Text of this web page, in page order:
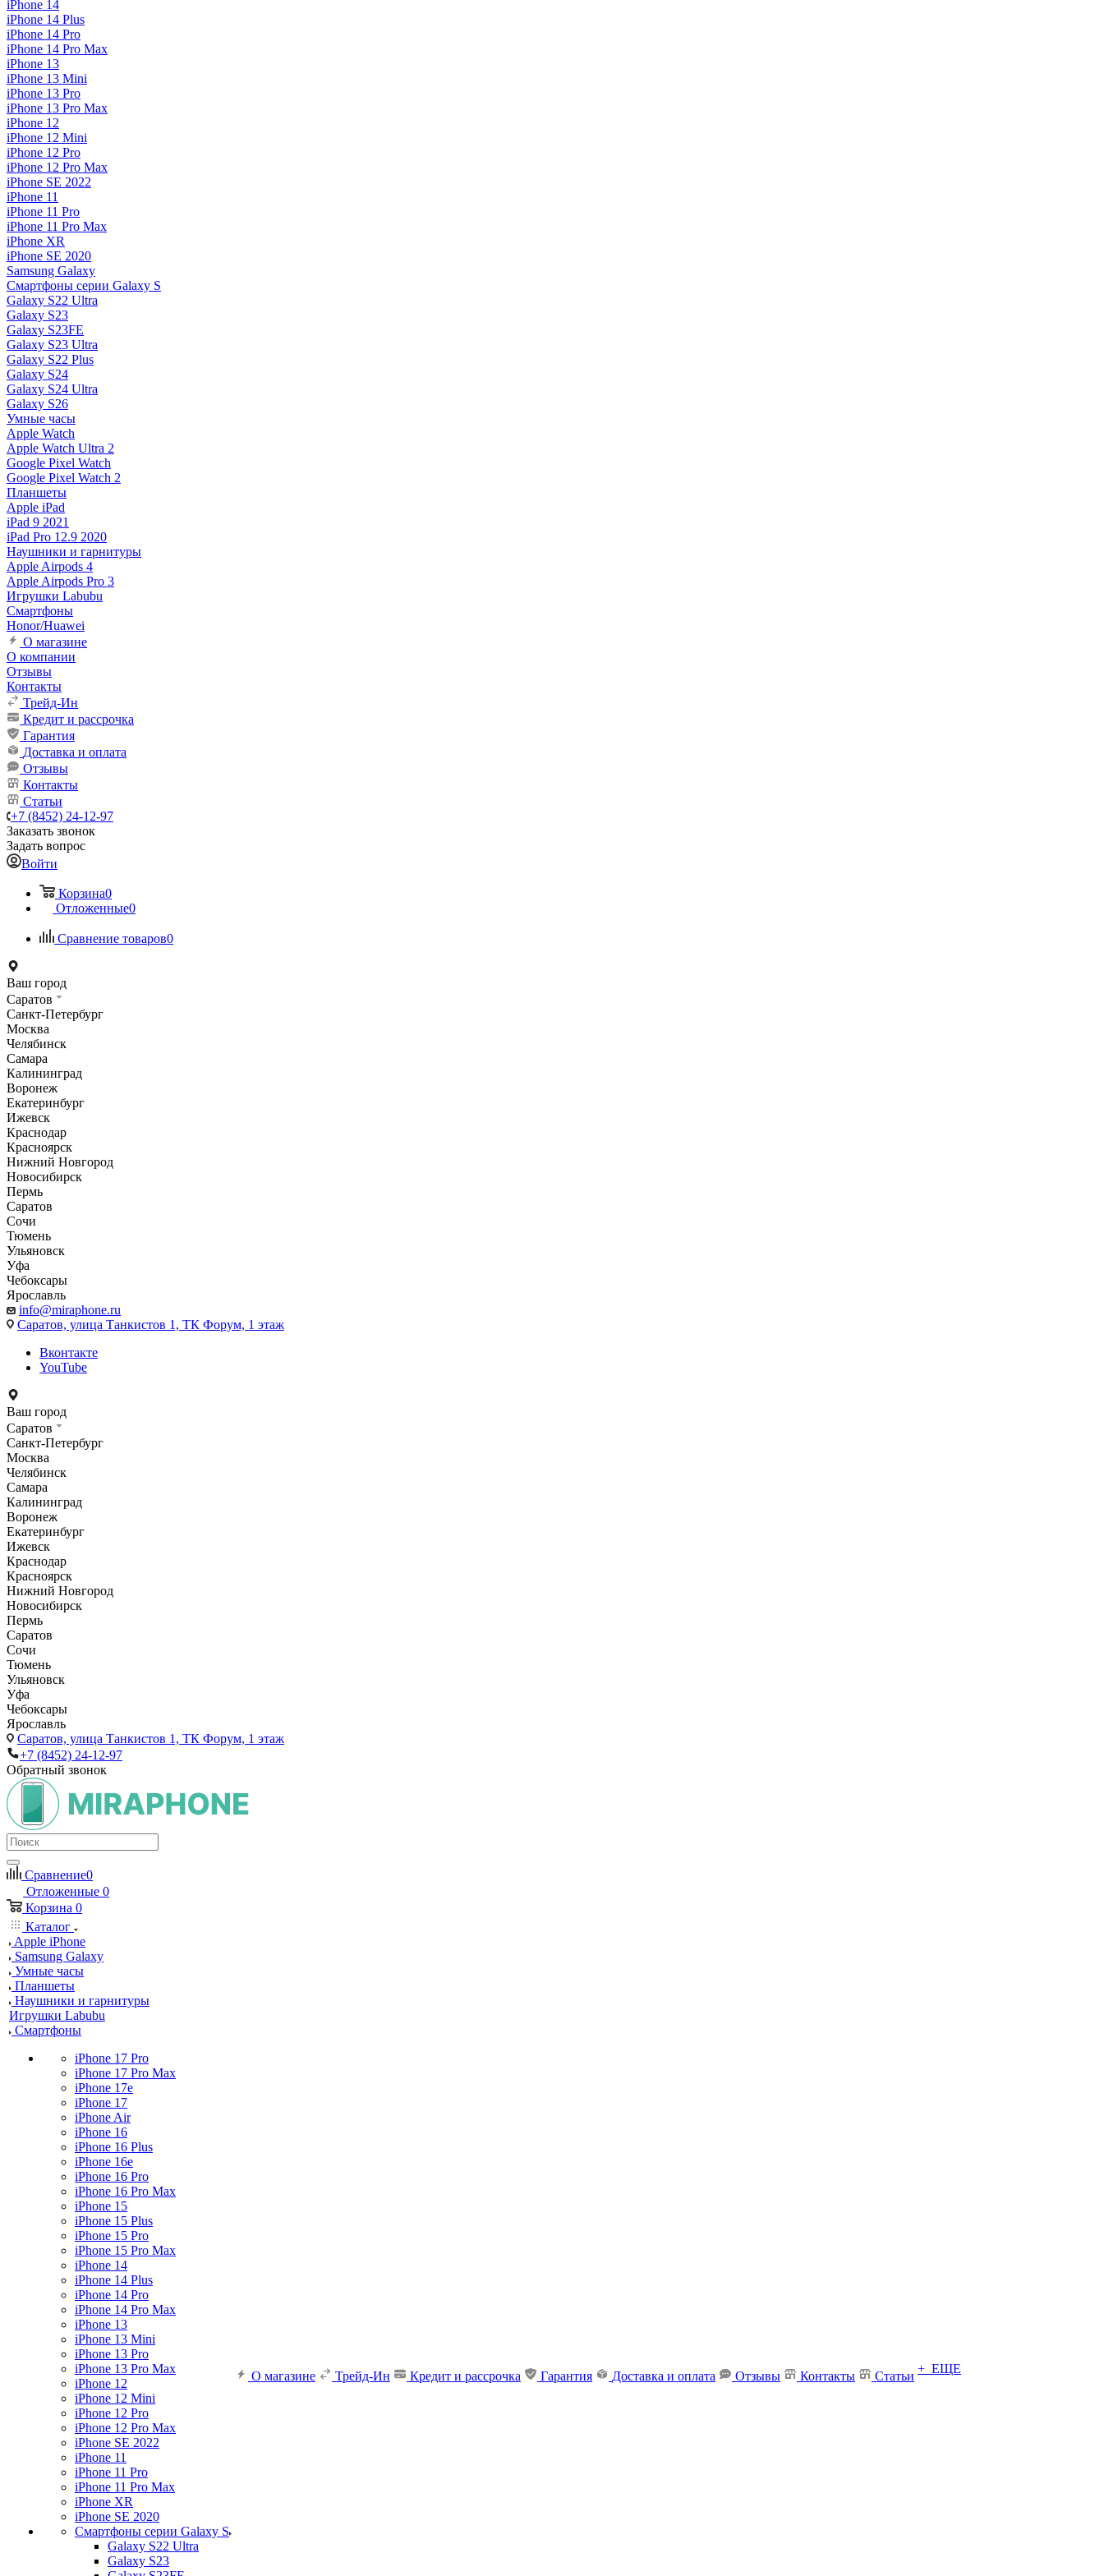
iPhone 14
iPhone 14 Plus
iPhone 14 Pro
iPhone 14 Pro Max
iPhone 13
iPhone 13 Mini
iPhone 13 Pro
iPhone 13 Pro Max
iPhone 12
iPhone 12 Mini
iPhone 12 Pro
iPhone 12 Pro Max
iPhone SE 2022
iPhone 11
iPhone 11 Pro
iPhone 11 Pro Max
iPhone XR
iPhone SE 2020
Samsung Galaxy
Смартфоны серии Galaxy S
Galaxy S22 Ultra
Galaxy S23
Galaxy S23FE
Galaxy S23 Ultra
Galaxy S22 Plus
Galaxy S24
Galaxy S24 Ultra
Galaxy S26
Умные часы
Apple Watch
Apple Watch Ultra 2
Google Pixel Watch
Google Pixel Watch 2
Планшеты
Apple iPad
iPad 9 2021
iPad Pro 12.9 2020
Наушники и гарнитуры
Apple Airpods 4
Apple Airpods Pro 3
Игрушки Labubu
Смартфоны
Honor/Huawei
О магазине
О компании
Отзывы
Контакты
Трейд-Ин
Кредит и рассрочка
Гарантия
Доставка и оплата
Отзывы
Контакты
Статьи
+7 (8452) 24-12-97
Заказать звонок
Задать вопрос
Войти
Корзина0
Отложенные0
Сравнение товаров0
Ваш город
Саратов
Санкт-Петербург
Москва
Челябинск
Самара
Калининград
Воронеж
Екатеринбург
Ижевск
Краснодар
Красноярск
Нижний Новгород
Новосибирск
Пермь
Саратов
Сочи
Тюмень
Ульяновск
Уфа
Чебоксары
Ярославль
info@miraphone.ru
Саратов, улица Танкистов 1, ТК Форум, 1 этаж
Вконтакте
YouTube
Ваш город
Саратов
Санкт-Петербург
Москва
Челябинск
Самара
Калининград
Воронеж
Екатеринбург
Ижевск
Краснодар
Красноярск
Нижний Новгород
Новосибирск
Пермь
Саратов
Сочи
Тюмень
Ульяновск
Уфа
Чебоксары
Ярославль
Саратов, улица Танкистов 1, ТК Форум, 1 этаж
+7 (8452) 24-12-97
Обратный звонок
Сравнение0
Отложенные 0
Корзина 0
Каталог
Apple iPhone
Samsung Galaxy
Умные часы
Планшеты
Наушники и гарнитуры
Игрушки Labubu
Смартфоны
iPhone 17 Pro
iPhone 17 Pro Max
iPhone 17e
iPhone 17
iPhone Air
iPhone 16
iPhone 16 Plus
iPhone 16e
iPhone 16 Pro
iPhone 16 Pro Max
iPhone 15
iPhone 15 Plus
iPhone 15 Pro
iPhone 15 Pro Max
iPhone 14
iPhone 14 Plus
iPhone 14 Pro
iPhone 14 Pro Max
iPhone 13
iPhone 13 Mini
iPhone 13 Pro
iPhone 13 Pro Max
iPhone 12
iPhone 12 Mini
iPhone 12 Pro
iPhone 12 Pro Max
iPhone SE 2022
iPhone 11
iPhone 11 Pro
iPhone 11 Pro Max
iPhone XR
iPhone SE 2020
Смартфоны серии Galaxy S
Galaxy S22 Ultra
Galaxy S23
О магазине Трейд-Ин Кредит и рассрочка Гарантия Доставка и оплата Отзывы Контакты Статьи
+ ЕЩЕ